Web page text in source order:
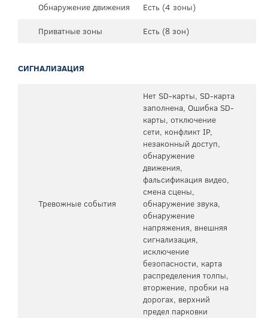
Обнаружение движения
Есть (4 зоны)
Приватные зоны
Есть (8 зон)
СИГНАЛИЗАЦИЯ
Тревожные события
Нет SD-карты, SD-карта
заполнена, Ошибка SD-
карты, отключение
сети, конфликт IP,
незаконный доступ,
обнаружение
движения,
фальсификация видео,
смена сцены,
обнаружение звука,
обнаружение
напряжения, внешняя
сигнализация,
исключение
безопасности, карта
распределения толпы,
вторжение, пробки на
дорогах, верхний
предел парковки